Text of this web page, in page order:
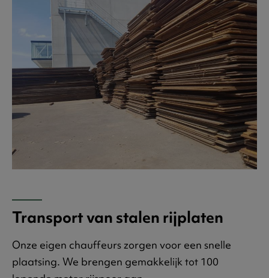
Transport van stalen rijplaten
Onze eigen chauffeurs zorgen voor een snelle
plaatsing. We brengen gemakkelijk tot 100